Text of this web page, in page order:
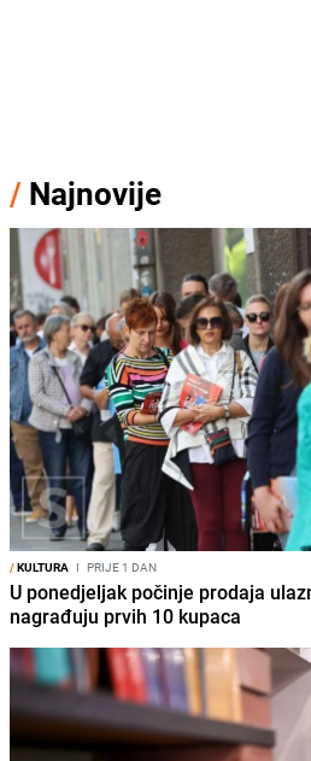
/ Najnovije
/KULTURA I PRIJE 1 DAN
U ponedjeljak počinje prodaja
nagrađuju prvih 10 kupaca